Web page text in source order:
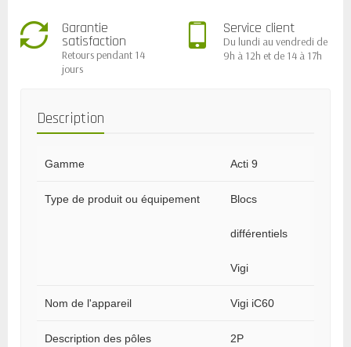
Garantie
satisfaction
Retours pendant 14
jours
Service client
Du lundi au vendredi de
9h à 12h et de 14 à 17h
Description
Gamme Acti 9
Type de produit ou équipement Blocs
différentiels
Vigi
Nom de l'appareil Vigi iC60
Description des pôles 2P